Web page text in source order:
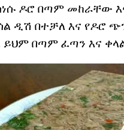
ዶሮ በጣም መከራቸው
ዲሽ በተቻለ እና የዶሮ
ይህም በጣም ፈጣን እና